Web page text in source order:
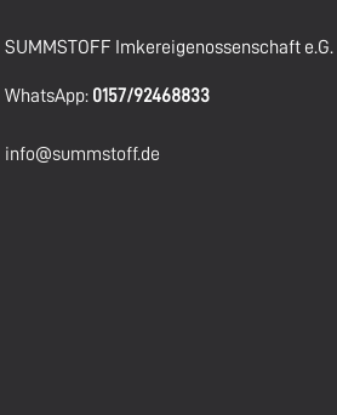
SUMMSTOFF Imkereigenossenschaft e.G.
WhatsApp: 0157/92468833
info@summstoff.de